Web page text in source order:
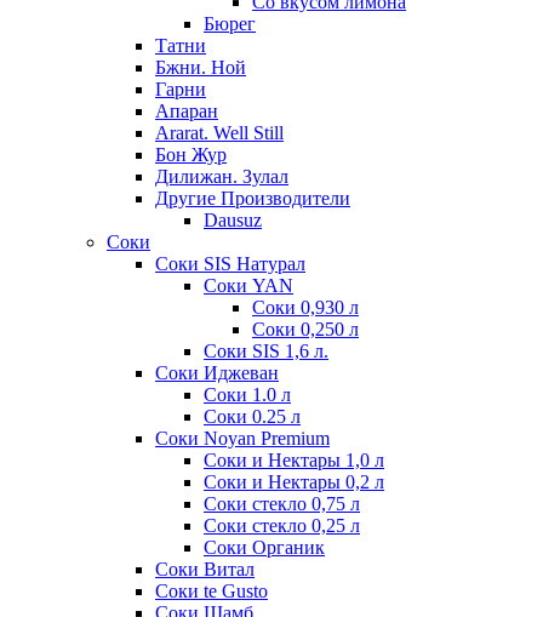
Бюрег
Татни
Бжни. Ной
Гарни
Апаран
Ararat. Well Still
Бон Жур
Дилижан. Зулал
Другие Производители
Dausuz
Соки
Соки SIS Натурал
Соки YAN
Соки 0,930 л
Соки 0,250 л
Соки SIS 1,6 л.
Соки Иджеван
Соки 1.0 л
Соки 0.25 л
Соки Noyan Premium
Соки и Нектары 1,0 л
Соки и Нектары 0,2 л
Соки стекло 0,75 л
Соки стекло 0,25 л
Соки Органик
Соки Витал
Соки te Gusto
Соки Шамб